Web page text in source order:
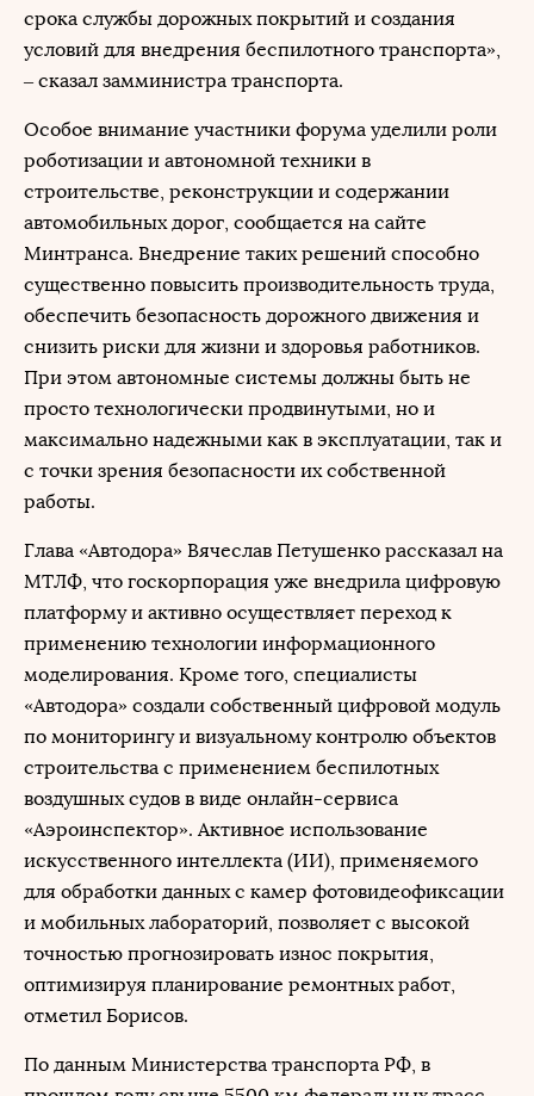
срока службы дорожных покрытий и создания
условий для внедрения беспилотного транспорта»,
– сказал замминистра транспорта.
Особое внимание участники форума уделили роли
роботизации и автономной техники в
строительстве, реконструкции и содержании
автомобильных дорог, сообщается на сайте
Минтранса. Внедрение таких решений способно
существенно повысить производительность труда,
обеспечить безопасность дорожного движения и
снизить риски для жизни и здоровья работников.
При этом автономные системы должны быть не
просто технологически продвинутыми, но и
максимально надежными как в эксплуатации, так и
с точки зрения безопасности их собственной
работы.
Глава «Автодора» Вячеслав Петушенко рассказал на
МТЛФ, что госкорпорация уже внедрила цифровую
платформу и активно осуществляет переход к
применению технологии информационного
моделирования. Кроме того, специалисты
«Автодора» создали собственный цифровой модуль
по мониторингу и визуальному контролю объектов
строительства с применением беспилотных
воздушных судов в виде онлайн-сервиса
«Аэроинспектор». Активное использование
искусственного интеллекта (ИИ), применяемого
для обработки данных с камер фотовидеофиксации
и мобильных лабораторий, позволяет с высокой
точностью прогнозировать износ покрытия,
оптимизируя планирование ремонтных работ,
отметил Борисов.
По данным Министерства транспорта РФ, в